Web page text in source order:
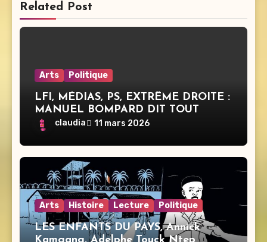
Related Post
Arts Politique
LFI, MÉDIAS, PS, EXTRÊME DROITE :
MANUEL BOMPARD DIT TOUT
claudia 11 mars 2026
Arts Histoire Lecture Politique
LES ENFANTS DU PAYS, Annick